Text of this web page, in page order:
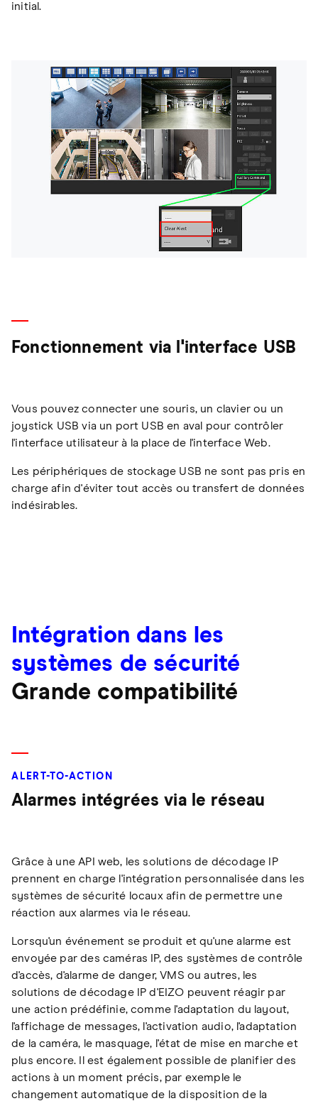
initial.
Fonctionnement via l'interface USB
Vous pouvez connecter une souris, un clavier ou un
joystick USB via un port USB en aval pour contrôler
l'interface utilisateur à la place de l'interface Web.
Les périphériques de stockage USB ne sont pas pris en
charge afin d'éviter tout accès ou transfert de données
indésirables.
Intégration dans les
systèmes de sécurité
Grande compatibilité
ALERT-TO-ACTION
Alarmes intégrées via le réseau
Grâce à une API web, les solutions de décodage IP
prennent en charge l'intégration personnalisée dans les
systèmes de sécurité locaux afin de permettre une
réaction aux alarmes via le réseau.
Lorsqu'un événement se produit et qu'une alarme est
envoyée par des caméras IP, des systèmes de contrôle
d'accès, d'alarme de danger, VMS ou autres, les
solutions de décodage IP d'EIZO peuvent réagir par
une action prédéfinie, comme l'adaptation du layout,
l'affichage de messages, l'activation audio, l'adaptation
de la caméra, le masquage, l'état de mise en marche et
plus encore. Il est également possible de planifier des
actions à un moment précis, par exemple le
changement automatique de la disposition de la